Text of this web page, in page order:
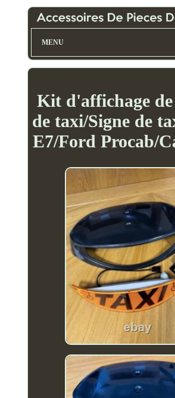
MENU
Kit d'affichage
de taxi/Signe de
E7/Ford Procab/